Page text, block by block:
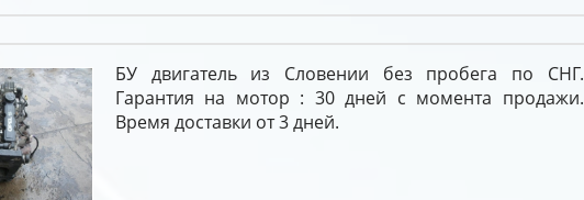
БУ двигатель из Словении без пробега по СНГ.
Гарантия на мотор : 30 дней с момента продажи.
Время доставки от 3 дней.